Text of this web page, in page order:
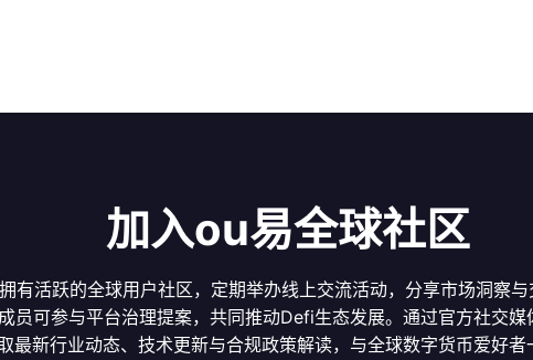
加入ou易全球社区
有活跃的全球用户社区，定期举办线上交流活动，分享市场洞察与
员可参与平台治理提案，共同推动Defi生态发展。通过官方社交媒
最新行业动态、技术更新与合规政策解读，与全球数字货币爱好者